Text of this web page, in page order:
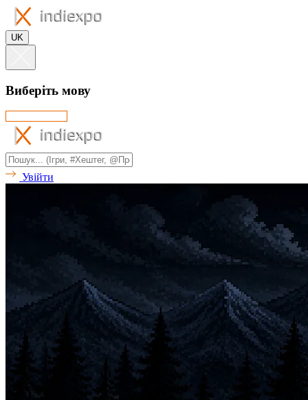
UK
Виберіть мову
Увійти